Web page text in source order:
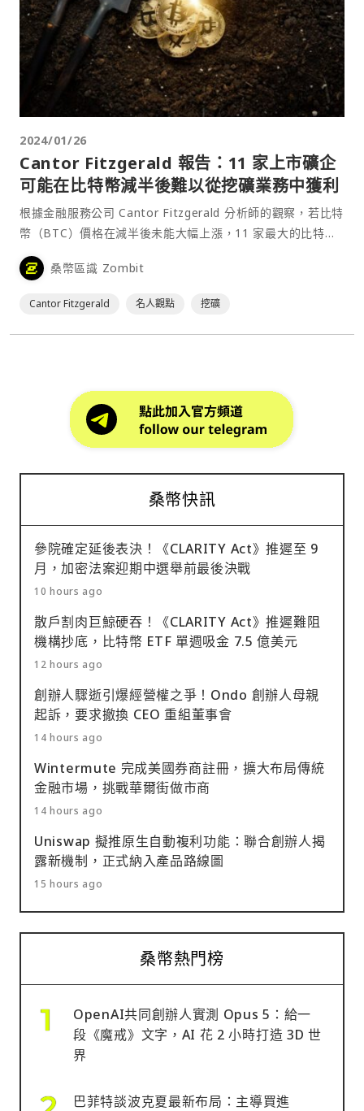
2024/01/26
Cantor Fitzgerald 報告：11 家上市礦企
可能在比特幣減半後難以從挖礦業務中獲利
根據金融服務公司 Cantor Fitzgerald 分析師的觀察，若比特
幣（BTC）價格在減半後未能大幅上漲，11 家最大的比特幣
上市礦企可能難以透過挖礦獲利 。⋯
桑幣區識 Zombit
Cantor Fitzgerald 名人觀點 挖礦
桑幣快訊
參院確定延後表決！《CLARITY Act》推遲至 9
月，加密法案迎期中選舉前最後決戰
10 hours ago
散戶割肉巨鯨硬吞！《CLARITY Act》推遲難阻
機構抄底，比特幣 ETF 單週吸金 7.5 億美元
12 hours ago
創辦人驟逝引爆經營權之爭！Ondo 創辦人母親
起訴，要求撤換 CEO 重組董事會
14 hours ago
Wintermute 完成美國券商註冊，擴大布局傳統
金融市場，挑戰華爾街做市商
14 hours ago
Uniswap 擬推原生自動複利功能：聯合創辦人揭
露新機制，正式納入產品路線圖
15 hours ago
桑幣熱門榜
OpenAI共同創辦人實測 Opus 5：給一
段《魔戒》文字，AI 花 2 小時打造 3D 世
界
巴菲特談波克夏最新布局：主導買進